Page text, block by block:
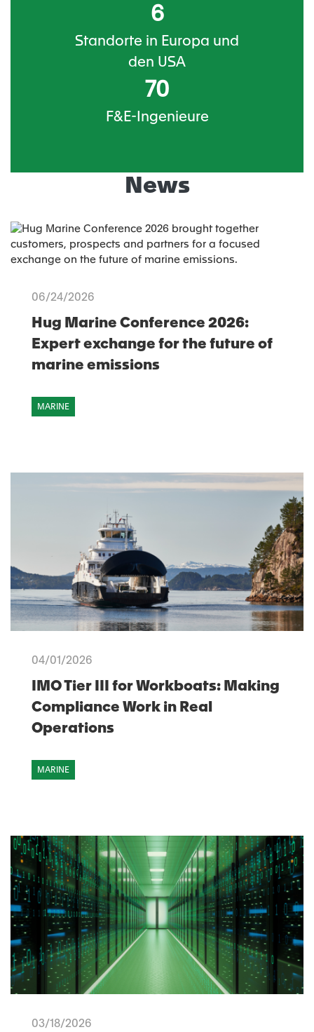
6
Standorte in Europa und
den USA
70
F&E-Ingenieure
News
06/24/2026
Hug Marine Conference 2026:
Expert exchange for the future of
marine emissions
MARINE
04/01/2026
IMO Tier III for Workboats: Making
Compliance Work in Real
Operations
MARINE
03/18/2026